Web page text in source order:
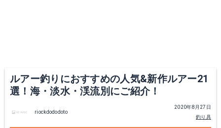
ルアー釣りにおすすめの人気&新作ルアー21
選！海・淡水・渓流別にご紹介！
2020年8月27日
釣り具
riockdododoto